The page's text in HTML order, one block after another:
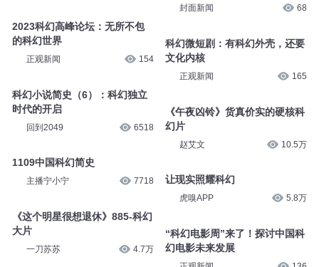
2023科幻高峰论坛：无所不包
的科幻世界
正观新闻 154
科幻小说简史（6）：科幻独立
时代的开启
回到2049 6518
1109中国科幻简史
主播宁小宁 7718
《这个明星很想退休》885-科幻
大片
一刀苏苏 4.7万
封面新闻 68
科幻微短剧：有科幻外壳，还要
文化内核
正观新闻 165
《午夜凶铃》货真价实的硬核科
幻片
赵艾文 10.5万
让现实照耀科幻
虎嗅APP 5.8万
“科幻电影周”来了！探讨中国科
幻电影未来发展